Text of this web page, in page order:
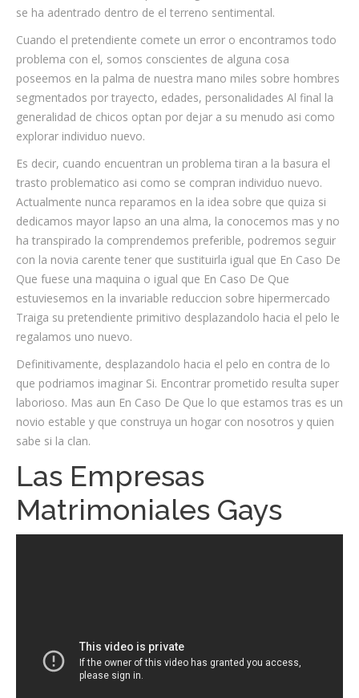
se ha adentrado dentro de el terreno sentimental.
Cuando el pretendiente comete un error o encontramos todo
problema con el, somos conscientes de alguna cosa
poseemos en la palma de nuestra mano miles sobre hombres
segmentados por trayecto, edades, personalidades Al final la
generalidad de chicos optan por dejar a su menudo asi como
explorar individuo nuevo.
Es decir, cuando encuentran un problema tiran a la basura el
trasto problematico asi como se compran individuo nuevo.
Actualmente nunca reparamos en la idea sobre que quiza si
dedicamos mayor lapso an una alma, la conocemos mas y no
ha transpirado la comprendemos preferible, podremos seguir
con la novia carente tener que sustituirla igual que En Caso De
Que fuese una maquina o igual que En Caso De Que
estuviesemos en la invariable reduccion sobre hipermercado
Traiga su pretendiente primitivo desplazandolo hacia el pelo le
regalamos uno nuevo.
Definitivamente, desplazandolo hacia el pelo en contra de lo
que podriamos imaginar Si. Encontrar prometido resulta super
laborioso. Mas aun En Caso De Que lo que estamos tras es un
novio estable y que construya un hogar con nosotros y quien
sabe si la clan.
Las Empresas
Matrimoniales Gays